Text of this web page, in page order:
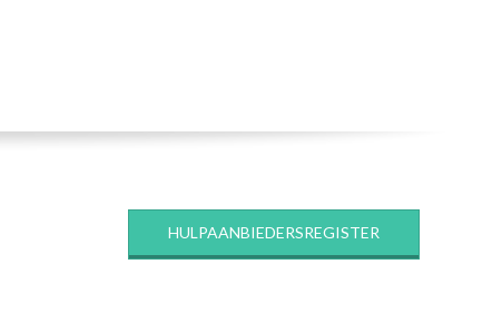
HULPAANBIEDERSREGISTER